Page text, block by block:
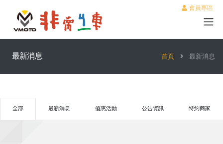
會員專區
最新消息 首頁 最新消息
全部 最新消息 優惠活動 公告資訊 特約商家